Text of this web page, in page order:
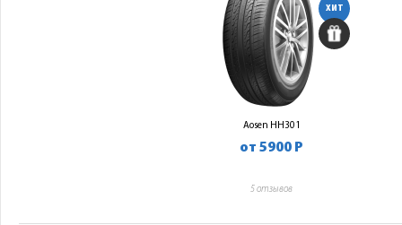
ХИТ
Aosen HH301
от 5900 Р
5 отзывов